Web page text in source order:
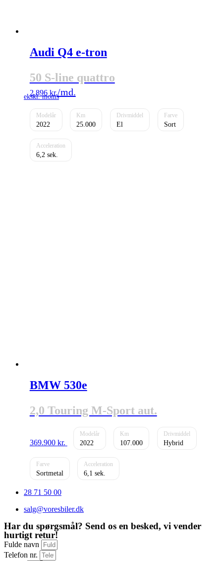
Audi Q4 e-tron
50 S-line quattro
2.896 kr.
2022 25.000 El Sort
6,2
BMW 530e
2,0 Touring M-Sport aut.
369.900 kr. 2022 107.000 Hybrid
Sortmetal 6,1
28 71 50 00
salg@voresbiler.dk
Har du spørgsmål? Send os en besked, vi vender
hurtigt retur!
Fulde navn
Telefon nr.